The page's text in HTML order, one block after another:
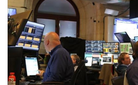
tư vào trí tuệ nhân tạo (AI), khiến tâm lý
trọng hơn.